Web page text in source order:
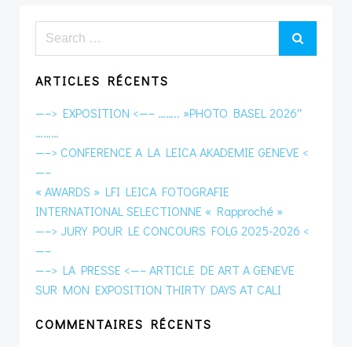
Search
ARTICLES RÉCENTS
—–> EXPOSITION <—– …….. »PHOTO BASEL 2026″
………
—–> CONFERENCE A LA LEICA AKADEMIE GENEVE <
—–
« AWARDS » LFI LEICA FOTOGRAFIE
INTERNATIONAL SELECTIONNE « Rapproché »
—–> JURY POUR LE CONCOURS FOLG 2025-2026 <
—–
—–> LA PRESSE <—– ARTICLE DE ART A GENEVE
SUR MON EXPOSITION THIRTY DAYS AT CALI
COMMENTAIRES RÉCENTS